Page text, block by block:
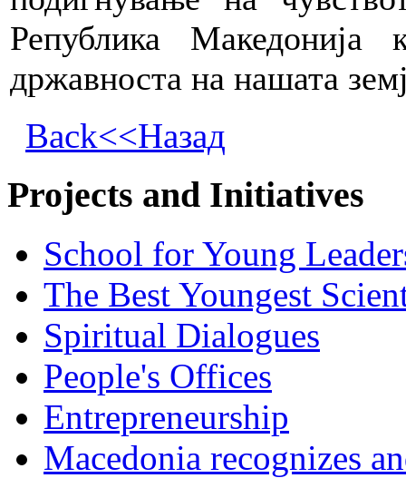
Република
државноста на нашата
Back<<Назад
Projects and Initiatives
School for Young
The Best Youngest
Spiritual Dialogues
People's Offices
Entrepreneurship
Macedonia recognizes